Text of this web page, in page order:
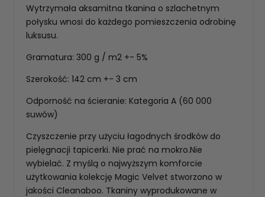
Wytrzymała aksamitna tkanina o szlachetnym
połysku wnosi do każdego pomieszczenia odrobinę
luksusu.
Gramatura: 300 g / m2 +- 5%
Szerokość: 142 cm +- 3 cm
Odporność na ścieranie: Kategoria A (60 000
suwów)
Czyszczenie przy użyciu łagodnych środków do
pielęgnacji tapicerki. Nie prać na mokro.Nie
wybielać. Z myślą o najwyższym komforcie
użytkowania kolekcję Magic Velvet stworzono w
jakości Cleanaboo. Tkaniny wyprodukowane w